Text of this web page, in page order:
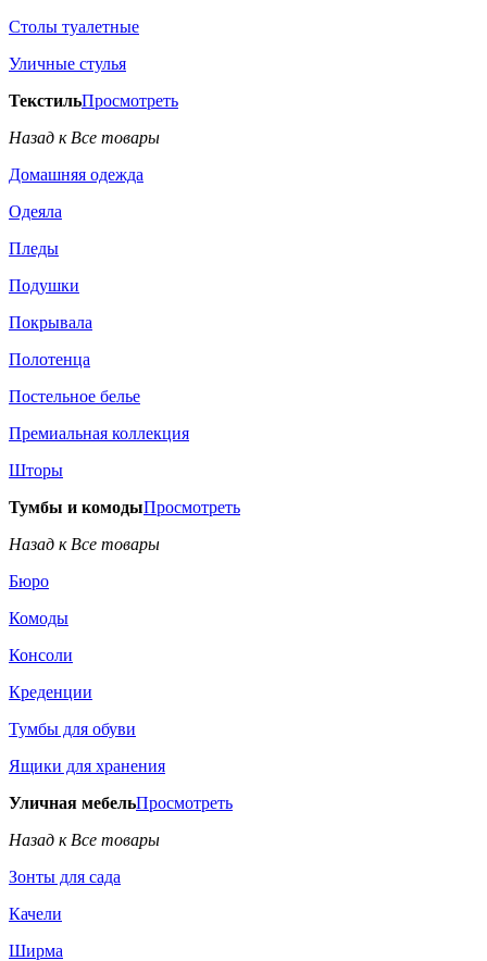
Столы туалетные
Уличные стулья
ТекстильПросмотреть
Назад к Все товары
Домашняя одежда
Одеяла
Пледы
Подушки
Покрывала
Полотенца
Постельное белье
Премиальная коллекция
Шторы
Тумбы и комодыПросмотреть
Назад к Все товары
Бюро
Комоды
Консоли
Креденции
Тумбы для обуви
Ящики для хранения
Уличная мебельПросмотреть
Назад к Все товары
Зонты для сада
Качели
Ширма